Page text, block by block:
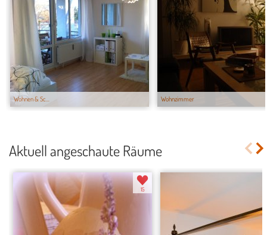
Wohnen & Sc... Wohnzimmer
Aktuell angeschaute Räume
15